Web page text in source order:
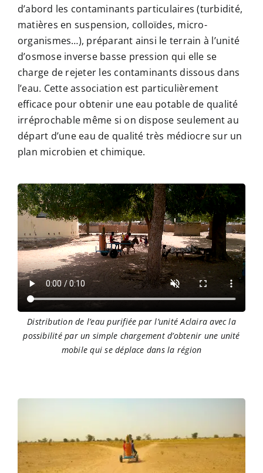
d’abord les contaminants particulaires (turbidité,
matières en suspension, colloïdes, micro-
organismes…), préparant ainsi le terrain à l’unité
d’osmose inverse basse pression qui elle se
charge de rejeter les contaminants dissous dans
l’eau. Cette association est particulièrement
efficace pour obtenir une eau potable de qualité
irréprochable même si on dispose seulement au
départ d’une eau de qualité très médiocre sur un
plan microbien et chimique.
Distribution de l’eau purifiée par l’unité Aclaira avec la
possibilité par un simple chargement d’obtenir une unité
mobile qui se déplace dans la région